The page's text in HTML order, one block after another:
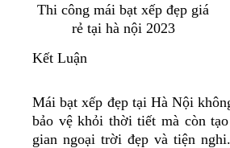
Thi công mái bạt xếp đẹp giá
rẻ tại hà nội 2023
Kết Luận
Mái bạt xếp đẹp tại Hà Nội
bảo vệ khỏi thời tiết mà còn
gian ngoại trời đẹp và tiện